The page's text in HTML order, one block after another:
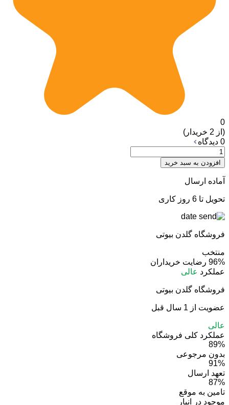
0
(از 2 خریدار)
0 دیدگاه
ادکلن
“لانوین
اکلت”
زنانه
میل
(Rovena)
d’
عدد
افزودن به سبد خرید
آماده ارسال
تحویل تا 6 روز کاری
فروشگاه گلدن بیوتی
منتخب
96% رضایت خریداران
عملکرد عالی
فروشگاه گلدن بیوتی
عضویت از 1 سال قبل
عالی
عملکرد کلی فروشگاه
89%
بدون مرجوعی
91%
تعهد ارسال
87%
تامین به موقع
موجود در انبار